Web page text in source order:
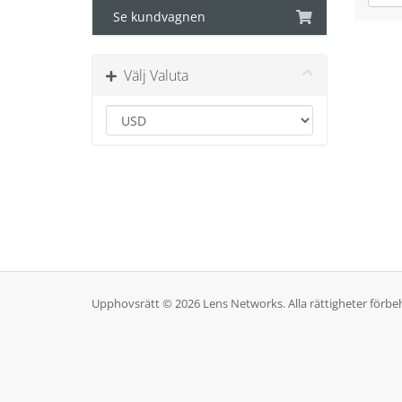
Se kundvagnen
Välj Valuta
Upphovsrätt © 2026 Lens Networks. Alla rättigheter